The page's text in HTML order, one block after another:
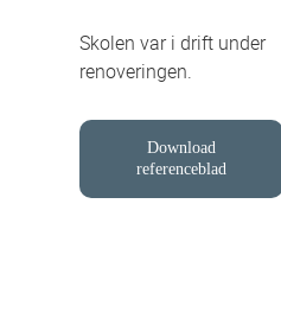
Skolen var i drift under
renoveringen.
Download
referenceblad